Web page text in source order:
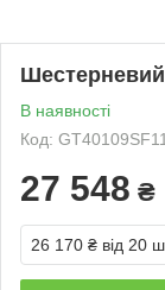
Шестерневий
В наявності
Код:
27 548 ₴
26 170 ₴ від 20